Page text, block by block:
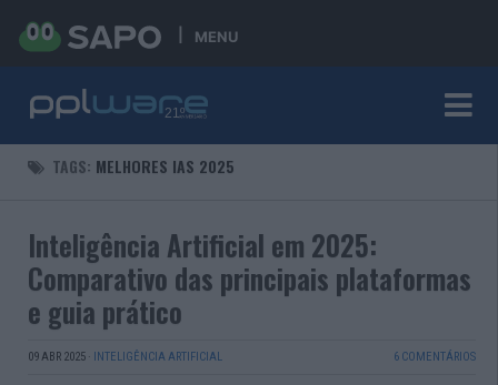
MENU
TAGS: MELHORES IAS 2025
Inteligência Artificial em 2025:
Comparativo das principais plataformas
e guia prático
09 ABR 2025 · INTELIGÊNCIA ARTIFICIAL 6 COMENTÁRIOS